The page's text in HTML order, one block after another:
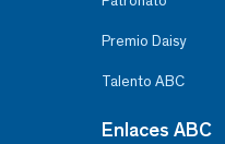
Premio Daisy
Talento ABC
Enlaces ABC